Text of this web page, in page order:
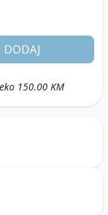
DODAJ
150.00 KM